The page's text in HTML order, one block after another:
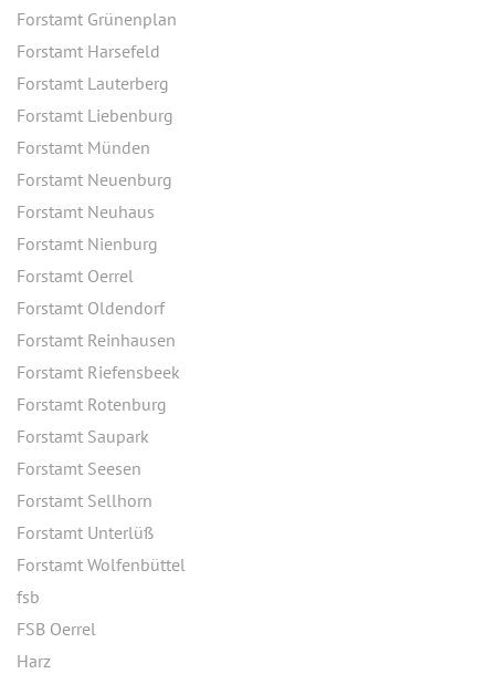
Forstamt Grünenplan
Forstamt Harsefeld
Forstamt Lauterberg
Forstamt Liebenburg
Forstamt Münden
Forstamt Neuenburg
Forstamt Neuhaus
Forstamt Nienburg
Forstamt Oerrel
Forstamt Oldendorf
Forstamt Reinhausen
Forstamt Riefensbeek
Forstamt Rotenburg
Forstamt Saupark
Forstamt Seesen
Forstamt Sellhorn
Forstamt Unterlüß
Forstamt Wolfenbüttel
fsb
FSB Oerrel
Harz